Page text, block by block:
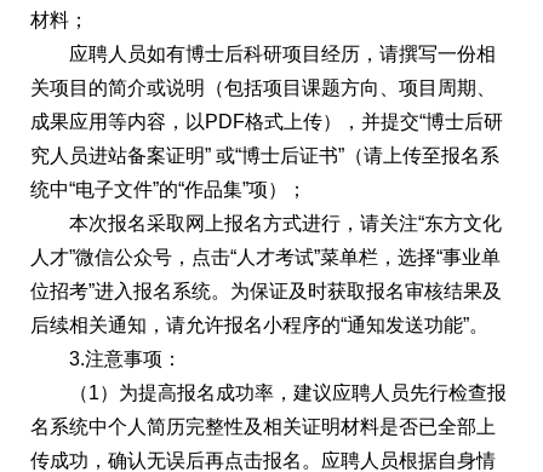
材料；
应聘人员如有博士后科研项目经历，请撰写一份相
关项目的简介或说明（包括项目课题方向、项目周期、
成果应用等内容，以PDF格式上传），并提交“博士后研
究人员进站备案证明” 或“博士后证书”（请上传至报名系
统中“电子文件”的“作品集”项）；
本次报名采取网上报名方式进行，请关注“东方文化
人才”微信公众号，点击“人才考试”菜单栏，选择“事业单
位招考”进入报名系统。为保证及时获取报名审核结果及
后续相关通知，请允许报名小程序的“通知发送功能”。
3.注意事项：
（1）为提高报名成功率，建议应聘人员先行检查报
名系统中个人简历完整性及相关证明材料是否已全部上
传成功，确认无误后再点击报名。应聘人员根据自身情